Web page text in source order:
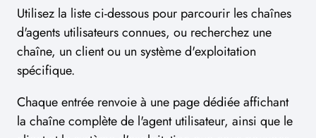
Utilisez la liste ci-dessous pour parcourir les chaînes
d'agents utilisateurs connues, ou recherchez une
chaîne, un client ou un système d'exploitation
spécifique.
Chaque entrée renvoie à une page dédiée affichant
la chaîne complète de l'agent utilisateur, ainsi que le